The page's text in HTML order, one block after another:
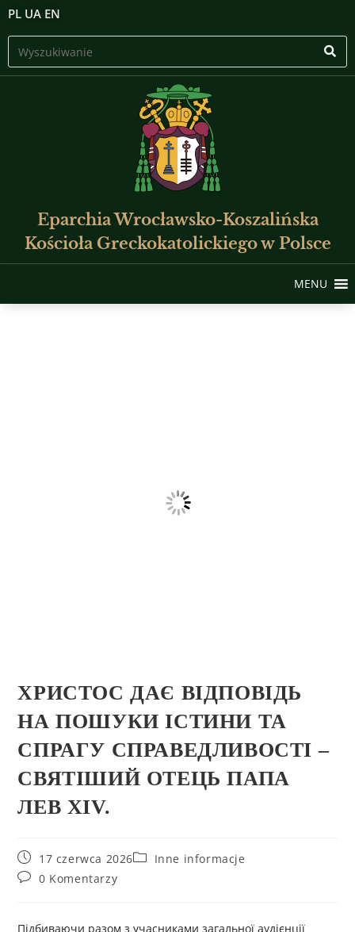
PL UA EN
Eparchia Wrocławsko-Koszalińska
Kościoła Greckokatolickiego w Polsce
MENU
ХРИСТОС ДАЄ ВІДПОВІДЬ
НА ПОШУКИ ІСТИНИ ТА
СПРАГУ СПРАВЕДЛИВОСТІ –
СВЯТІШИЙ ОТЕЦЬ ПАПА
ЛЕВ XIV.
17 czerwca 2026
Inne informacje
0 Komentarzy
Підбиваючи разом з учасниками загальної аудієнції